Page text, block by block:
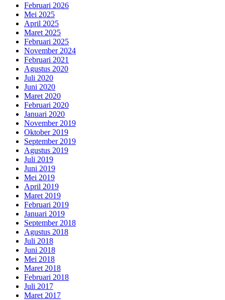
Februari 2026
Mei 2025
April 2025
Maret 2025
Februari 2025
November 2024
Februari 2021
Agustus 2020
Juli 2020
Juni 2020
Maret 2020
Februari 2020
Januari 2020
November 2019
Oktober 2019
September 2019
Agustus 2019
Juli 2019
Juni 2019
Mei 2019
April 2019
Maret 2019
Februari 2019
Januari 2019
September 2018
Agustus 2018
Juli 2018
Juni 2018
Mei 2018
Maret 2018
Februari 2018
Juli 2017
Maret 2017